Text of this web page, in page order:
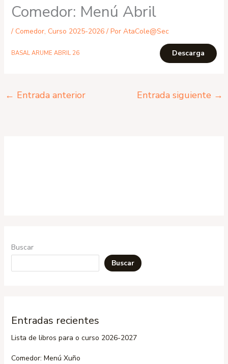
Comedor: Menú Abril
/ Comedor, Curso 2025-2026/ Por AtaCole@Sec
BASAL ARUME ABRIL 26 Descarga
← Entrada anterior Entrada siguiente →
Buscar
Buscar
Entradas recientes
Lista de libros para o curso 2026-2027
Comedor: Menú Xuño